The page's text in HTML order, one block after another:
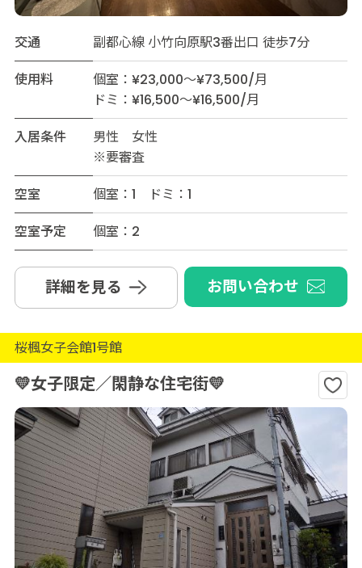
交通
副都心線 小竹向原駅3番出口 徒歩7分
使用料
個室：¥23,000～¥73,500/月
ドミ：¥16,500～¥16,500/月
入居条件
男性 女性
※要審査
空室
個室：1 ドミ：1
空室予定
個室：2
詳細を見る お問い合わせ
桜楓女子会館1号館
💛女子限定／閑静な住宅街💛